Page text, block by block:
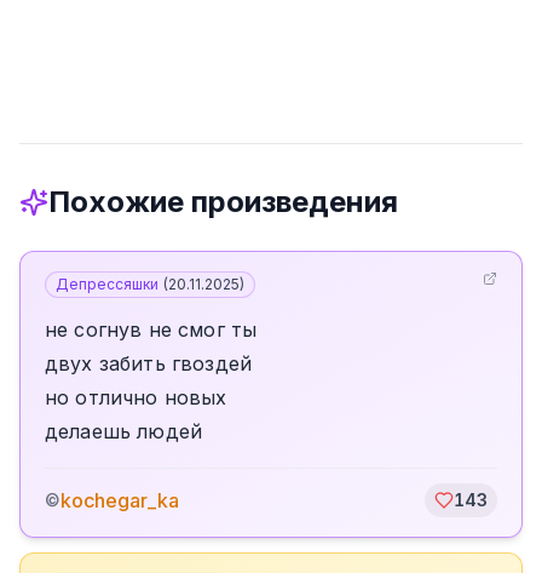
Похожие произведения
Депрессяшки (20.11.2025)
не согнув не смог ты
двух забить гвоздей
но отлично новых
делаешь людей
©kochegar_ka 143